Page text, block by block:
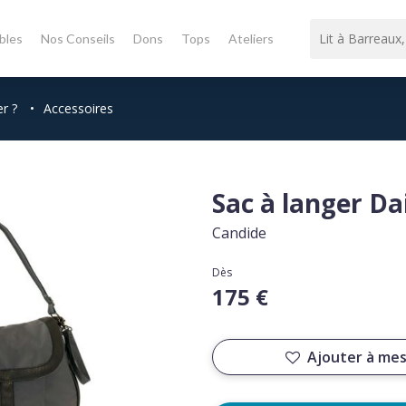
Nos Conseils Dons Tops Ateliers
? • Accessoires
Sac à langer
Candide
Dès
175 €
Ajouter à